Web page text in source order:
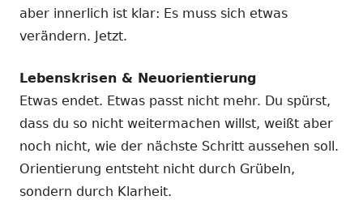
aber innerlich ist klar: Es muss sich etwas
verändern. Jetzt.
Lebenskrisen & Neuorientierung
Etwas endet. Etwas passt nicht mehr. Du spürst,
dass du so nicht weitermachen willst, weißt aber
noch nicht, wie der nächste Schritt aussehen soll.
Orientierung entsteht nicht durch Grübeln,
sondern durch Klarheit.